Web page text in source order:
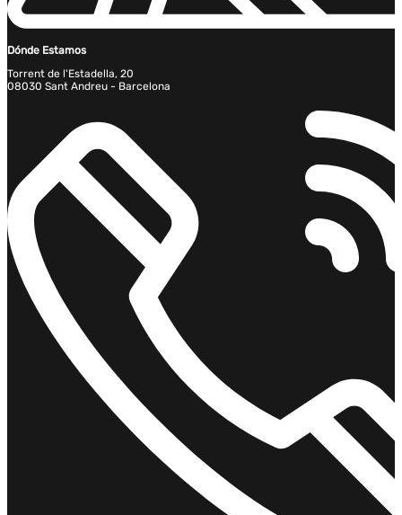
Dónde Estamos
Torrent de l'Estadella, 20
08030 Sant Andreu - Barcelona